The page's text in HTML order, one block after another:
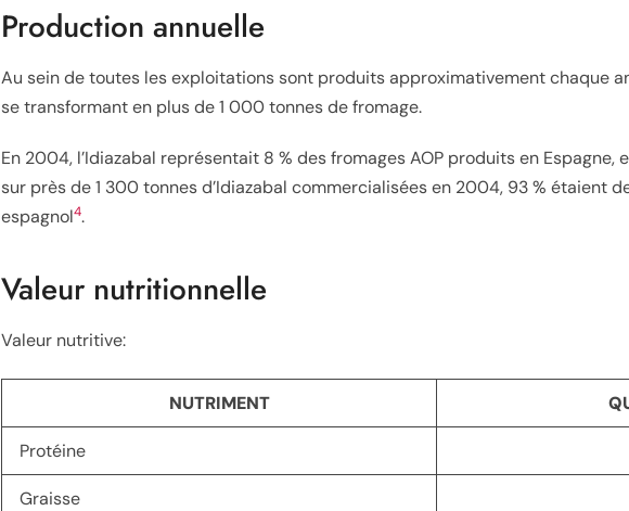
Production annuelle
Au sein de toutes les exploitations sont produits approximativement chaque
se transformant en plus de 1 000 tonnes de fromage.
En 2004, l’Idiazabal représentait 8 % des fromages AOP produits en Espagne,
sur près de 1 300 tonnes d’Idiazabal commercialisées en 2004, 93 % étaient
espagnol4.
Valeur nutritionnelle
Valeur nutritive:
NUTRIMENT
Protéine
Graisse